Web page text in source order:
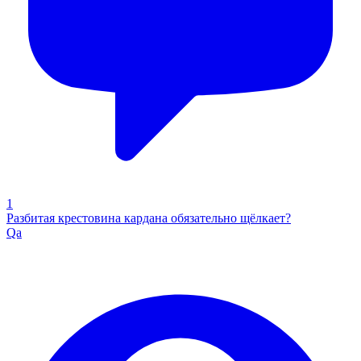
1
Разбитая крестовина кардана обязательно щёлкает?
Qa